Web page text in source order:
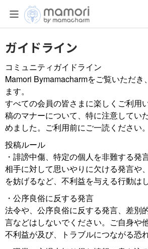
全体検索
ガイドライン
コミュニティガイドライン
Mamori Bymamacharmをご覧いただき
ます。
すべての会員の皆さまに楽しくご利用
稿のマナーについて、特に注意してい
めました。ご利用前にご一読ください。
投稿ルール
・誹謗中傷、特定の個人を非難する発
相手に対して思いやりに欠ける発言や
を妨げるなど、不利益を与える行動は
・公序良俗に反する発言
法令や、公序良俗に反する発言、差別
言などはしないでください。ご自身や
不利益が及び、トラブルにつながる恐